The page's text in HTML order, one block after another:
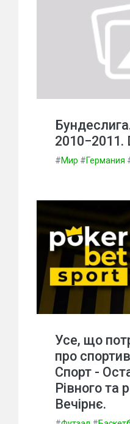
2010−2011.
#Мир #Германия
Усе, що
про
Спорт -
Рівного та
Вечірнє.